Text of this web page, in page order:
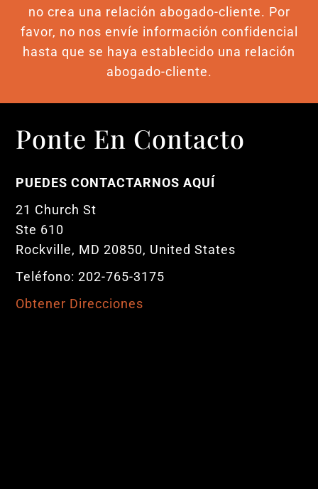
no crea una relación abogado-cliente. Por
favor, no nos envíe información confidencial
hasta que se haya establecido una relación
abogado-cliente.
Ponte En Contacto
PUEDES CONTACTARNOS AQUÍ
21 Church St
Ste 610
Rockville, MD 20850, United States
Teléfono: 202-765-3175
Obtener Direcciones